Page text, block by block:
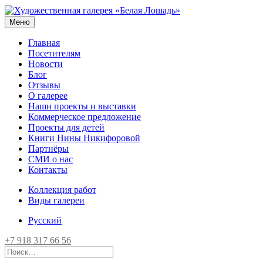
Меню
Главная
Посетителям
Новости
Блог
Отзывы
О галерее
Наши проекты и выставки
Коммерческое предложение
Проекты для детей
Книги Нины Никифоровой
Партнёры
СМИ о нас
Контакты
Коллекция работ
Виды галереи
Русский
+7 918 317 66 56